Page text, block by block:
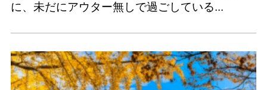
に、未だにアウター無しで過ごしている...